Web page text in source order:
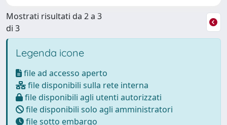
Mostrati risultati da 2 a 3
di 3
Legenda icone
file ad accesso aperto
file disponibili sulla rete interna
file disponibili agli utenti autorizzati
file disponibili solo agli amministratori
file sotto embargo